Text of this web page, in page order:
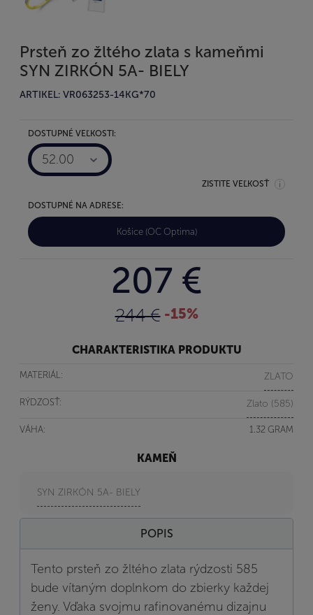
Prsteň zo žltého zlata s kameňmi
SYN ZIRKÓN 5A- BIELY
ARTIKEL: VR063253-14KG*70
DOSTUPNÉ VEĽKOSTI:
52.00
ZISTITE VEĽKOSŤ
DOSTUPNÉ NA ADRESE:
Košice (OC Optima)
207 €
244 € -15%
CHARAKTERISTIKA PRODUKTU
MATERIÁL: ZLATO
RÝDZOSŤ: Zlato (585)
VÁHA: 1.32 GRAM
KAMEŇ
SYN ZIRKÓN 5A- BIELY
POPIS
Tento prsteň zo žltého zlata rýdzosti 585
bude vítaným doplnkom do zbierky každej
ženy. Vďaka svojmu rafinovanému dizajnu